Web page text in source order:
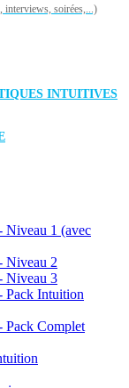
interviews, soirées,...)
INTUITIVES
Niveau 1 (avec
Niveau 2
Niveau 3
Pack Intuition
Pack Complet